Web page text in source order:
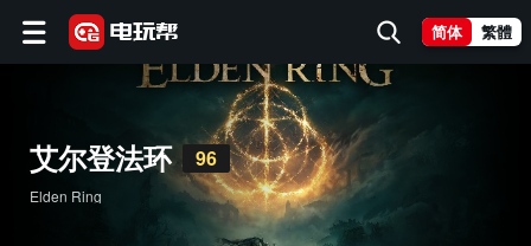
简体 繁體
艾尔登法环 96
Elden Ring